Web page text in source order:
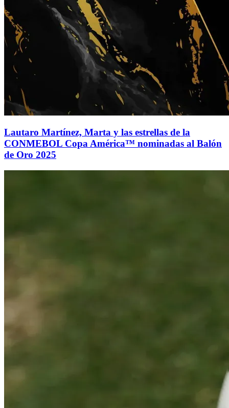
Lautaro Martínez, Marta y las estrellas de la
CONMEBOL Copa América™ nominadas al Balón
de Oro 2025